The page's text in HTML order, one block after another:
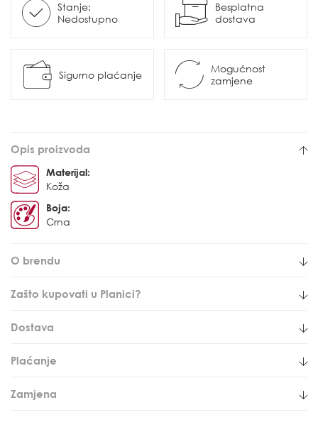
Stanje:
Nedostupno
Besplatna
dostava
Sigurno plaćanje
Mogućnost
zamjene
Opis proizvoda
Materijal:
Koža
Boja:
Crna
O brendu
Zašto kupovati u Planici?
Dostava
Plaćanje
Zamjena